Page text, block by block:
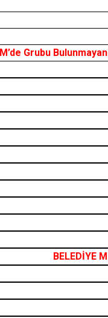
Grubu
BELEDİYE